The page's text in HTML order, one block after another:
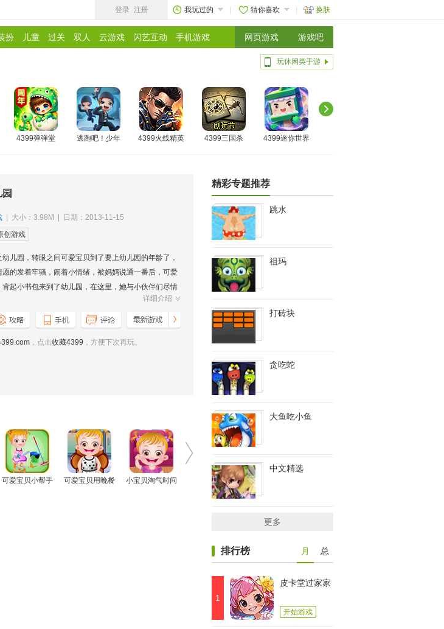
登录 注册 我玩过的 猜你喜欢 换肤
扮 儿童 过关 双人 云游戏 闪艺互动 手机游戏 网页游戏 游戏吧
玩休闲类手游
4399弹弹堂 逃跑吧！少年 4399火线精英 4399三国杀 4399迷你世界
| 大小：3.98M | 日期：2013-11-15
创游戏
儿园，转眼之间可爱宝贝到了要上幼儿园的年龄了，
的发着牢骚，闹着小情绪，被妈妈说通一番后，可爱
起小书包来到了幼儿园，在这里，她与小伙伴们尽情
她学会了如何玩耍，如何相处，如何吃早餐等等，现在
宝贝的欢乐之中！
详细介绍
，点击收藏4399 ，方便下次再玩。
可爱宝贝小帮手
可爱宝贝用晚餐
小宝贝淘气时间
精彩专题推荐
跳水
祖玛
打砖块
贪吃蛇
大鱼吃小鱼
中文精选
更多
排行榜 月 总
1
皮卡堂过家家
开始游戏